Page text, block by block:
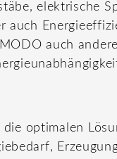
elektrische
auch
auch
optimalen